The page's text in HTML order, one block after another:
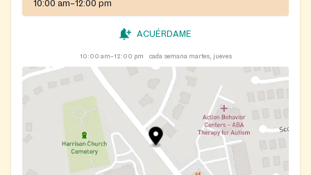
10:00 am–12:00 pm
ACUÉRDAME
10:00 am–12:00 pm cada semana martes, jueves